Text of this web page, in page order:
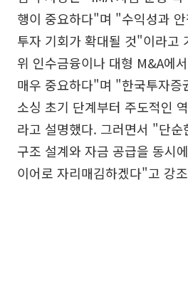
행이 중요하다"며 "수익성과
투자 기회가 확대될 것"이라고
위 인수금융이나 대형 M&A에
매우 중요하다"며 "한국투자증
소싱 초기 단계부터 주도적인
라고 설명했다. 그러면서 "단
구조 설계와 자금 공급을 동시
이어로 자리매김하겠다"고 강